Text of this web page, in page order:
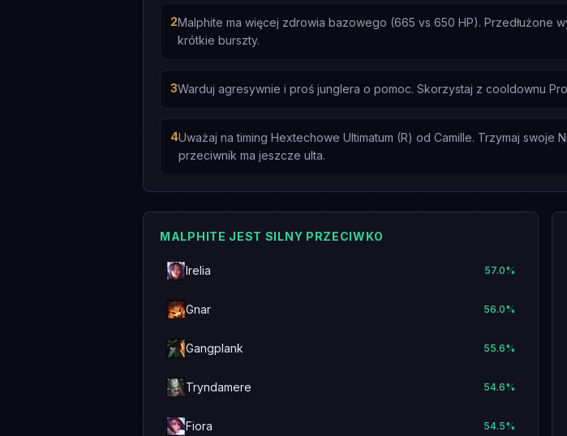
2Malphite ma więcej zdrowia bazowego (665 vs 650 HP). Przedłużone
krótkie burszty.
3Warduj agresywnie i proś junglera o pomoc. Skorzystaj z cooldownu
4Uważaj na timing Hextechowe Ultimatum (R) od Camille. Trzymaj swoje
przeciwnik ma jeszcze ulta.
MALPHITE JEST SILNY PRZECIWKO
Irelia 57.0%
Gnar 56.0%
Gangplank 55.6%
Tryndamere 54.6%
Fiora 54.5%